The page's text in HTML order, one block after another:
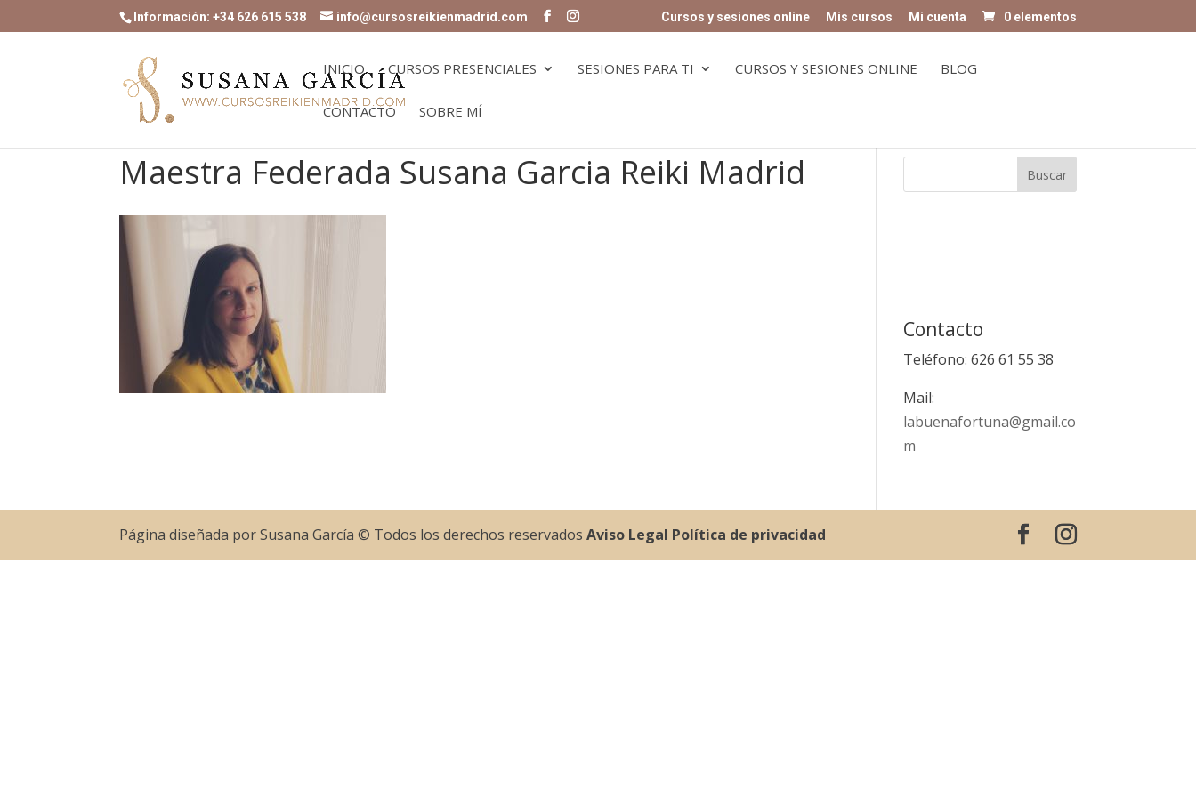
Información: +34 626 615 538 info@cursosreikienmadrid.com Cursos y sesiones online Mis cursos Mi cuenta 0 elementos
INICIO CURSOS PRESENCIALES SESIONES PARA TI CURSOS Y SESIONES ONLINE BLOG
CONTACTO SOBRE MÍ
Maestra Federada Susana Garcia Reiki Madrid
Contacto
Teléfono: 626 61 55 38
Mail:
labuenafortuna@gmail.co
m
Página diseñada por Susana García © Todos los derechos reservadosAviso Legal Política de privacidad